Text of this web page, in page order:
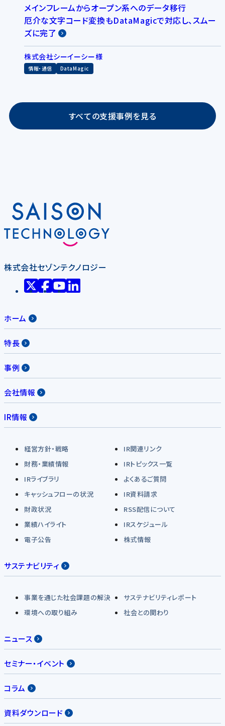
メインフレームからオープン系へのデータ移行
厄介な文字コード変換もDataMagicで対応し、スムー
ズに完了
株式会社シーイーシー様
情報・通信 DataMagic
すべての支援事例を見る
株式会社セゾンテクノロジー
ホーム
特長
事例
会社情報
IR情報
経営方針・戦略
IR関連リンク
財務・業績情報
IRトピックス一覧
IRライブラリ
よくあるご質問
キャッシュフローの状況
IR資料請求
財政状況
RSS配信について
業績ハイライト
IRスケジュール
電子公告
株式情報
サステナビリティ
事業を通じた社会課題の解決
サステナビリティレポート
環境への取り組み
社会との関わり
ニュース
セミナー・イベント
コラム
資料ダウンロード